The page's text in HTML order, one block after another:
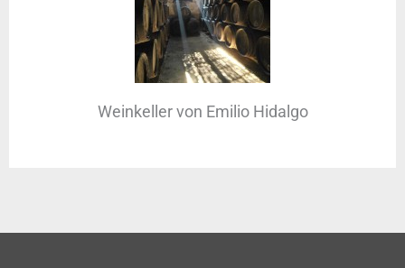
Weinkeller von Emilio Hidalgo